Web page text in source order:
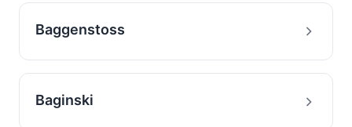
Baggenstoss
Baginski